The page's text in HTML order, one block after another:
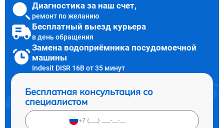
Диагностика за наш счет,
ремонт по желанию
Бесплатный выезд курьера
в день обращения
Замена водоприёмника посудомоечной
машины
Indesit DISR 16B от 35 минут
Бесплатная консультация со
специалистом